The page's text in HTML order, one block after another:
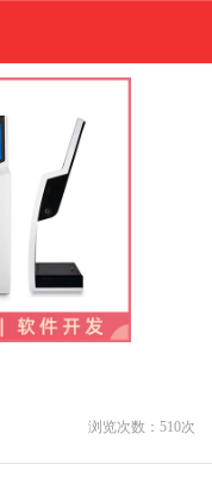
浏览次数： 510次